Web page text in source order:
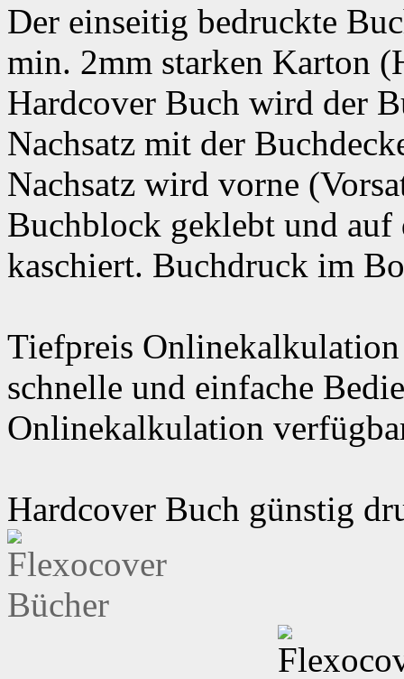
Der einseitig bedruckte
min. 2mm starken Karton
Hardcover Buch wird der
Nachsatz mit der
Nachsatz wird vorne
Buchblock geklebt und auf
kaschiert. Buchdruck im
Tiefpreis
schnelle und einfache
Onlinekalkulation
Hardcover Buch günstig